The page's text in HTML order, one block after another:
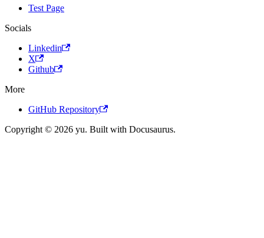
Test Page
Socials
Linkedin
X
Github
More
GitHub Repository
Copyright © 2026 yu. Built with Docusaurus.